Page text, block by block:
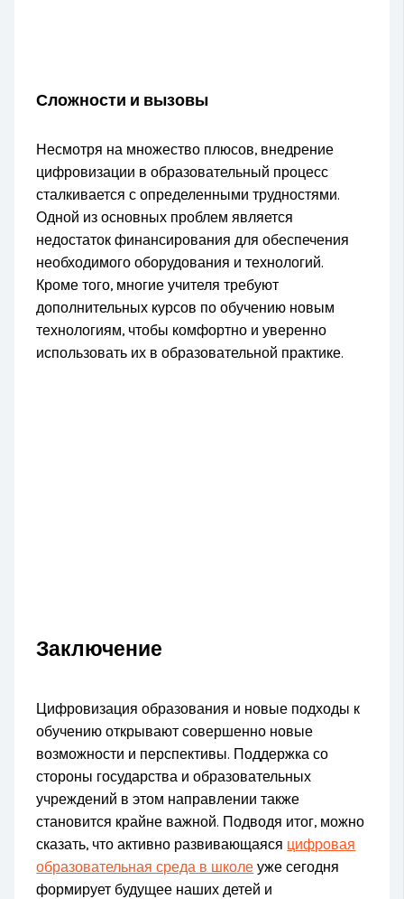
Сложности и вызовы
Несмотря на множество плюсов, внедрение
цифровизации в образовательный процесс
сталкивается с определенными трудностями.
Одной из основных проблем является
недостаток финансирования для обеспечения
необходимого оборудования и технологий.
Кроме того, многие учителя требуют
дополнительных курсов по обучению новым
технологиям, чтобы комфортно и уверенно
использовать их в образовательной практике.
Заключение
Цифровизация образования и новые подходы к
обучению открывают совершенно новые
возможности и перспективы. Поддержка со
стороны государства и образовательных
учреждений в этом направлении также
становится крайне важной. Подводя итог, можно
сказать, что активно развивающаяся цифровая
образовательная среда в школе уже сегодня
формирует будущее наших детей и